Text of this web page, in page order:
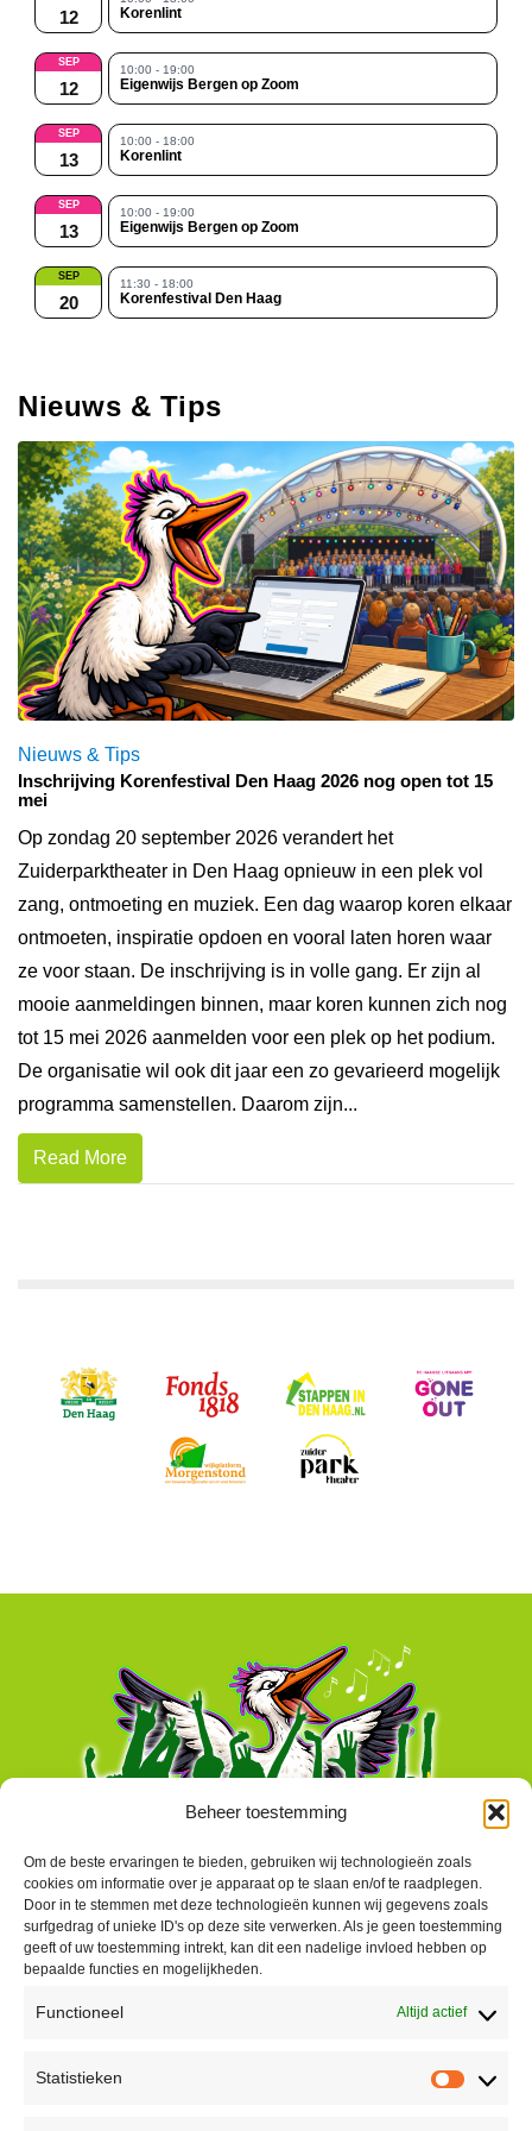
Beheer toestemming
Om de beste ervaringen te bieden, gebruiken wij technologieën zoals
cookies om informatie over je apparaat op te slaan en/of te raadplegen.
Door in te stemmen met deze technologieën kunnen wij gegevens zoals
surfgedrag of unieke ID's op deze site verwerken. Als je geen toestemming
geeft of uw toestemming intrekt, kan dit een nadelige invloed hebben op
bepaalde functies en mogelijkheden.
Functioneel Altijd actief
Statistieken
12 Korenlint
SEP
12
10:00 - 19:00
Eigenwijs Bergen op Zoom
SEP
13
10:00 - 18:00
Korenlint
SEP
13
10:00 - 19:00
Eigenwijs Bergen op Zoom
SEP
20
11:30 - 18:00
Korenfestival Den Haag
Nieuws & Tips
Nieuws & Tips
Inschrijving Korenfestival Den Haag 2026 nog open tot 15
mei
Op zondag 20 september 2026 verandert het
Zuiderparktheater in Den Haag opnieuw in een plek vol
zang, ontmoeting en muziek. Een dag waarop koren elkaar
ontmoeten, inspiratie opdoen en vooral laten horen waar
ze voor staan. De inschrijving is in volle gang. Er zijn al
mooie aanmeldingen binnen, maar koren kunnen zich nog
tot 15 mei 2026 aanmelden voor een plek op het podium.
De organisatie wil ook dit jaar een zo gevarieerd mogelijk
programma samenstellen. Daarom zijn...
Read More
Peter Vergroesen